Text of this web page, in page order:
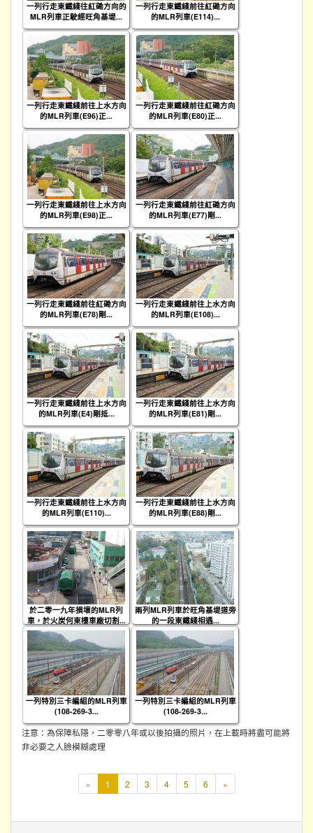
一列行走東鐵綫往紅磡方向的
MLR列車正駛經旺角基堤...
一列行走東鐵綫前往紅磡方向
的MLR列車(E114)...
一列行走東鐵綫前往上水方向
的MLR列車(E96)正...
一列行走東鐵綫前往紅磡方向
的MLR列車(E80)正...
一列行走東鐵綫前往上水方向
的MLR列車(E98)正...
一列行走東鐵綫前往紅磡方向
的MLR列車(E77)剛...
一列行走東鐵綫前往紅磡方向
的MLR列車(E78)剛...
一列行走東鐵綫前往上水方向
的MLR列車(E108)...
一列行走東鐵綫前往上水方向
的MLR列車(E4)剛抵...
一列行走東鐵綫前往上水方向
的MLR列車(E81)剛...
一列行走東鐵綫前往上水方向
的MLR列車(E110)...
一列行走東鐵綫前往上水方向
的MLR列車(E88)剛...
於二零一九年損壞的MLR列
車，於火炭何東樓車廠切割...
兩列MLR列車於旺角基堤道旁
的一段東鐵綫相遇...
一列特別三卡編組的MLR列車
(108-269-3...
一列特別三卡編組的MLR列車
(108-269-3...
注意：為保障私隱，二零零八年或以後拍攝的照片，在上載時將盡可能將
非必要之人臉模糊處理
« 1
頁
2 3 4 5 6 »